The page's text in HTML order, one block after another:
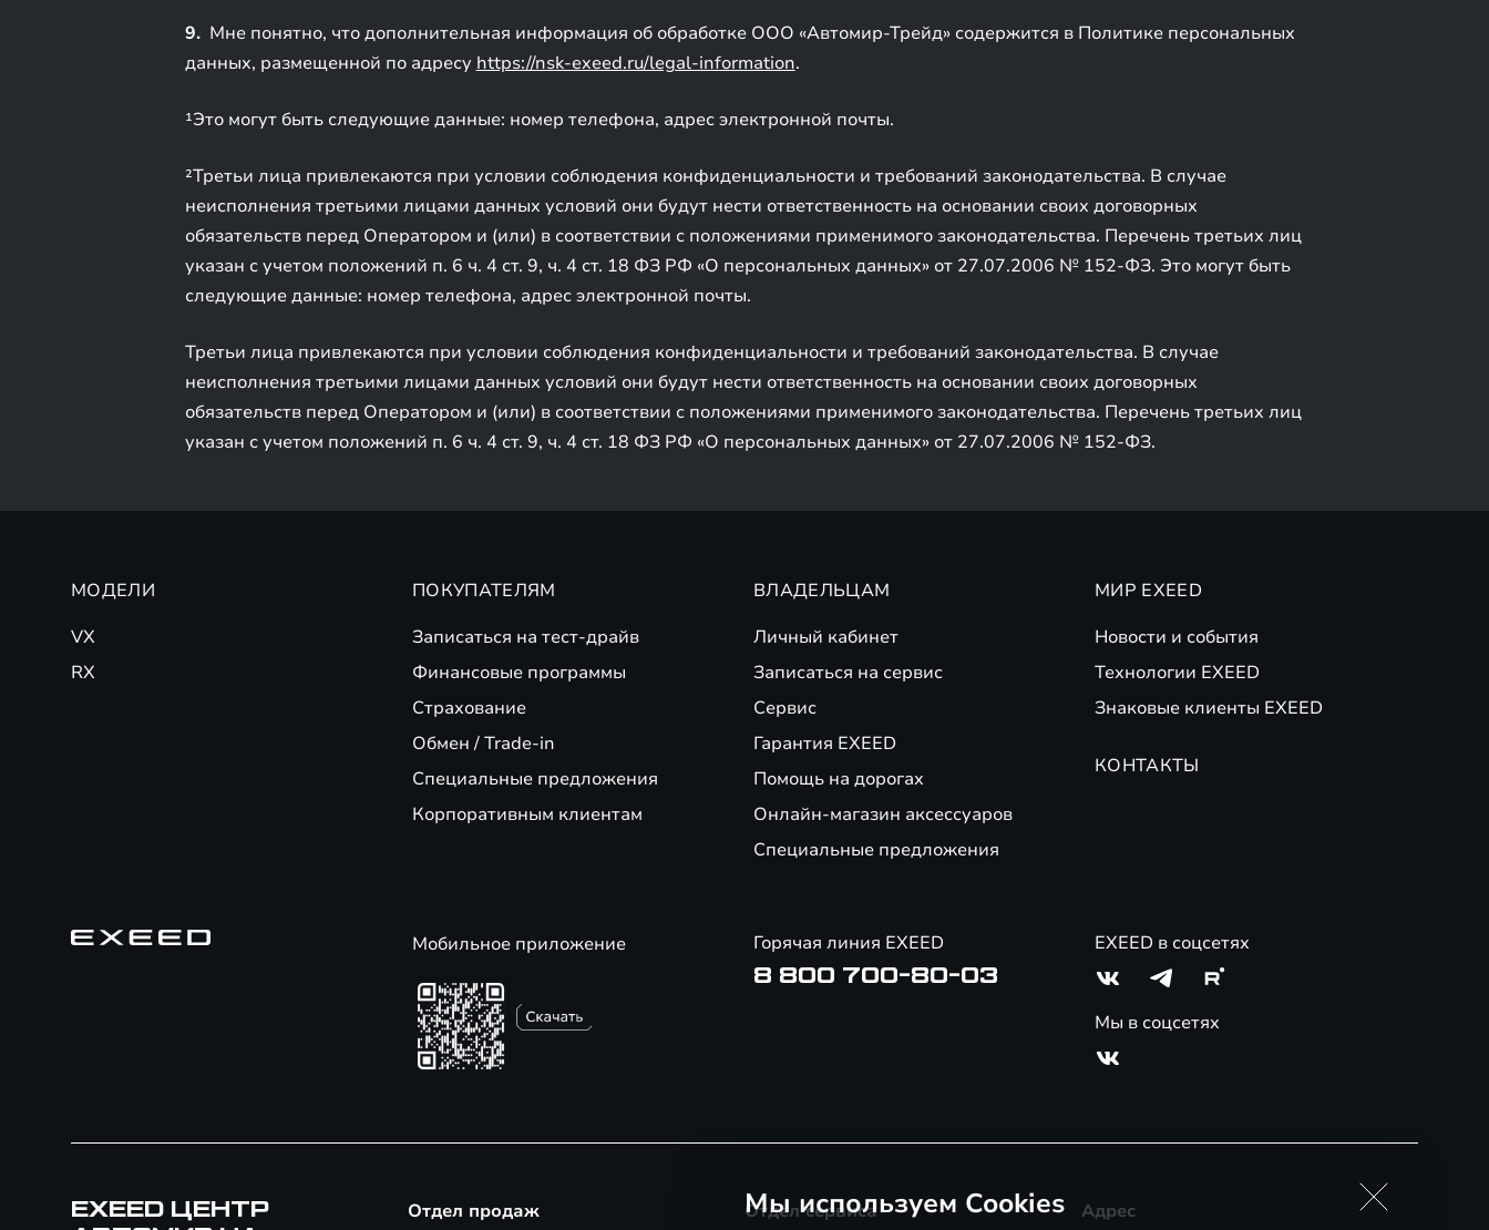
9.Мне понятно, что дополнительная информация об обработке ООО «Автомир-Трейд» содержится в Политике персональных
данных, размещенной по адресу https://nsk-exeed.ru/legal-information.
¹Это могут быть следующие данные: номер телефона, адрес электронной почты.
²Третьи лица привлекаются при условии соблюдения конфиденциальности и требований законодательства. В случае
неисполнения третьими лицами данных условий они будут нести ответственность на основании своих договорных
обязательств перед Оператором и (или) в соответствии с положениями применимого законодательства. Перечень третьих лиц
указан с учетом положений п. 6 ч. 4 ст. 9, ч. 4 ст. 18 ФЗ РФ «О персональных данных» от 27.07.2006 № 152-ФЗ. Это могут быть
следующие данные: номер телефона, адрес электронной почты.
Третьи лица привлекаются при условии соблюдения конфиденциальности и требований законодательства. В случае
неисполнения третьими лицами данных условий они будут нести ответственность на основании своих договорных
обязательств перед Оператором и (или) в соответствии с положениями применимого законодательства. Перечень третьих лиц
указан с учетом положений п. 6 ч. 4 ст. 9, ч. 4 ст. 18 ФЗ РФ «О персональных данных» от 27.07.2006 № 152-ФЗ.
МОДЕЛИ
VX
RX
ПОКУПАТЕЛЯМ
Записаться на тест-драйв
Финансовые программы
Страхование
Обмен / Trade-in
Специальные предложения
Корпоративным клиентам
ВЛАДЕЛЬЦАМ
Личный кабинет
Записаться на сервис
Сервис
Гарантия EXEED
Помощь на дорогах
Онлайн-магазин аксессуаров
Специальные предложения
МИР EXEED
Новости и события
Технологии EXEED
Знаковые клиенты EXEED
КОНТАКТЫ
Мобильное приложение Горячая линия EXEED
8 800 700-80-03
EXEED в соцсетях
Мы в соцсетях
EXEED ЦЕНТР
Отдел продаж Отдел сервиса Адрес
Мы используем Cookies